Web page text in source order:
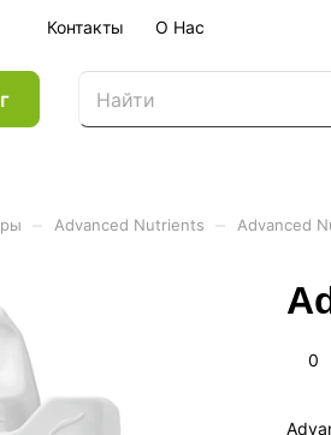
Контакты О Нас
Advanced Nutrients Advanced
0